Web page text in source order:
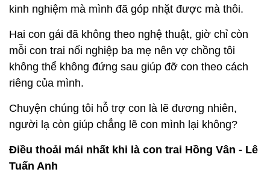
kinh nghiệm mà mình đã góp nhặt được mà thôi.
Hai con gái đã không theo nghệ thuật, giờ chỉ còn
mỗi con trai nối nghiệp ba mẹ nên vợ chồng tôi
không thể không đứng sau giúp đỡ con theo cách
riêng của mình.
Chuyện chúng tôi hỗ trợ con là lẽ đương nhiên,
người lạ còn giúp chẳng lẽ con mình lại không?
Điều thoải mái nhất khi là con trai Hồng Vân - Lê
Tuấn Anh